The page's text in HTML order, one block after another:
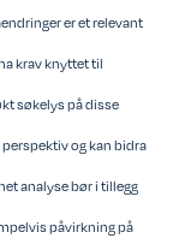
er et relevant
krav knyttet til
søkelys på disse
og kan bidra
analyse bør i tillegg
påvirkning på